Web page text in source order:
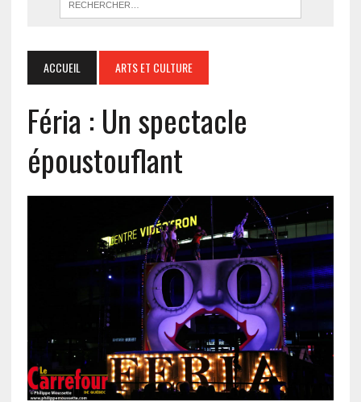
ACCUEIL ARTS ET CULTURE
Féria : Un spectacle
époustouflant